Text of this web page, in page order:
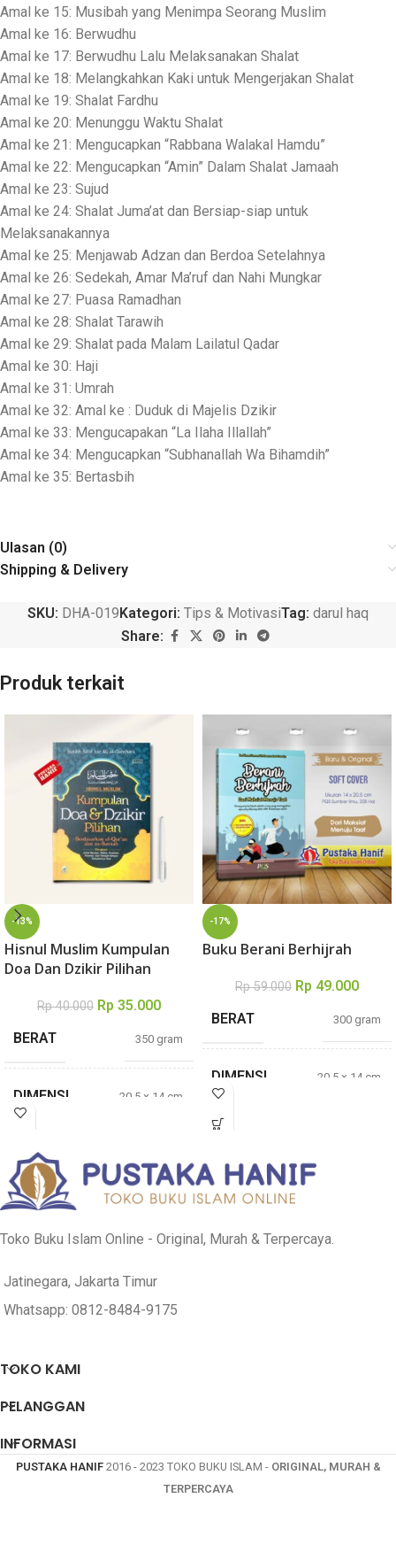
Amal ke 15: Musibah yang Menimpa Seorang Muslim
Amal ke 16: Berwudhu
Amal ke 17: Berwudhu Lalu Melaksanakan Shalat
Amal ke 18: Melangkahkan Kaki untuk Mengerjakan Shalat
Amal ke 19: Shalat Fardhu
Amal ke 20: Menunggu Waktu Shalat
Amal ke 21: Mengucapkan “Rabbana Walakal Hamdu”
Amal ke 22: Mengucapkan “Amin” Dalam Shalat Jamaah
Amal ke 23: Sujud
Amal ke 24: Shalat Juma’at dan Bersiap-siap untuk
Melaksanakannya
Amal ke 25: Menjawab Adzan dan Berdoa Setelahnya
Amal ke 26: Sedekah, Amar Ma’ruf dan Nahi Mungkar
Amal ke 27: Puasa Ramadhan
Amal ke 28: Shalat Tarawih
Amal ke 29: Shalat pada Malam Lailatul Qadar
Amal ke 30: Haji
Amal ke 31: Umrah
Amal ke 32: Amal ke : Duduk di Majelis Dzikir
Amal ke 33: Mengucapakan “La Ilaha Illallah”
Amal ke 34: Mengucapkan “Subhanallah Wa Bihamdih”
Amal ke 35: Bertasbih
Ulasan (0)
Shipping & Delivery
SKU: DHA-019 Kategori: Tips & MotivasiTag: darul haq
Share:
Produk terkait
-13%
Hisnul Muslim Kumpulan
Doa Dan Dzikir Pilihan
Rp40.000 Rp 35.000
BERAT 350 gram
DIMENSI 20,5 × 14 cm
TEBAL
PENERBIT Darul Haq
-17%
Buku Berani Berhijrah
Rp59.000 Rp 49.000
BERAT 300 gram
DIMENSI 20,5 × 14 cm
TEBAL
PENULIS
Toko Buku Islam Online - Original, Murah & Terpercaya.
Jatinegara, Jakarta Timur
Whatsapp: 0812-8484-9175
TOKO KAMI
PELANGGAN
INFORMASI
PUSTAKA HANIF 2016 - 2023 TOKO BUKU ISLAM - ORIGINAL, MURAH &
TERPERCAYA